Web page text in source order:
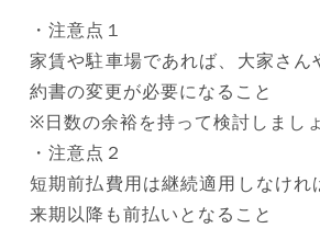
・注意点１
家賃や駐車場であれば、大家さん
約書の変更が必要になること
※日数の余裕を持って検討しまし
・注意点２
短期前払費用は継続適用しなけれ
来期以降も前払いとなること